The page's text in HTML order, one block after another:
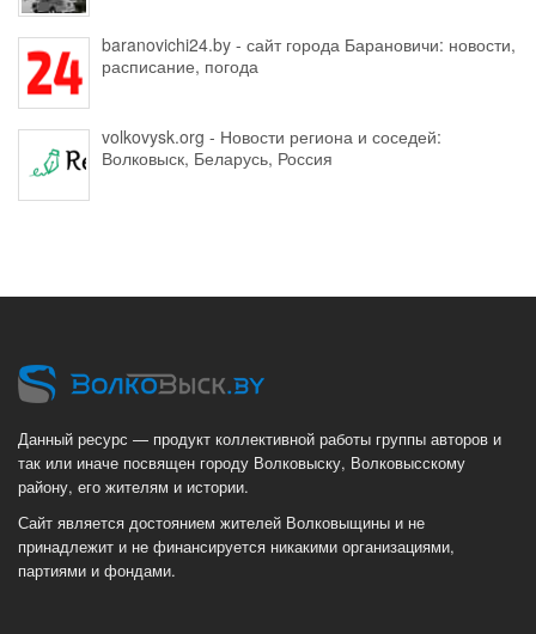
baranovichi24.by - сайт города Барановичи: новости,
расписание, погода
volkovysk.org - Новости региона и соседей:
Волковыск, Беларусь, Россия
Данный ресурс — продукт коллективной работы группы авторов и
так или иначе посвящен городу Волковыску, Волковысскому
району, его жителям и истории.
Сайт является достоянием жителей Волковыщины и не
принадлежит и не финансируется никакими организациями,
партиями и фондами.